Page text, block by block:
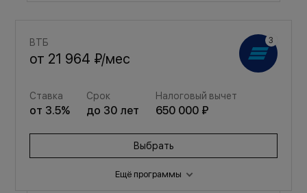
от25 654 ₽ /мес
от3.5% до30 650 000 ₽
Выбрать
ВТБ
от 21 964 ₽/мес
Ставка
от 3.5%
Срок
до 30 лет
Налоговый вычет
650 000 ₽
Выбрать
Ещё программы